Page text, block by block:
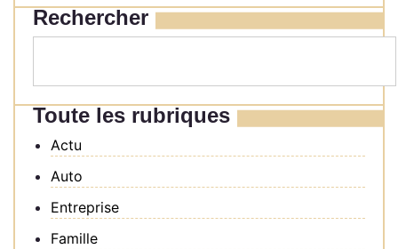
Rechercher
Toute les rubriques
Actu
Auto
Entreprise
Famille